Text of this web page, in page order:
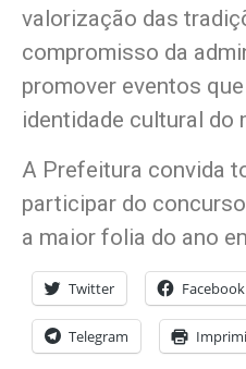
valorização das
compromisso da
promover eventos
identidade cultural do
A Prefeitura convida
participar do
a maior folia do ano
Twitter Facebook
Telegram